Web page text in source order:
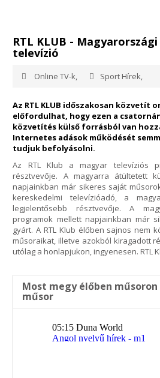
RTL KLUB -
televízió
Online TV-k, Sport Hírek,
Az RTL KLUB időszakosan közvetít
előfordulhat, hogy ezen a
közvetítés külső forrásból van
Internetes adások működését
tudjuk befolyásolni.
Az RTL Klub a magyar televíziós
résztvevője. A magyarra átültetett
napjainkban már sikeres saját
kereskedelmi televízióadó, a
legjelentősebb résztvevője. A
programok mellett napjainkban már
gyárt. A RTL Klub élőben sajnos nem
műsoraikat, illetve azokból kiragadott
utólag a honlapjukon, ingyenesen. RTL
Most megy élőben
műsor